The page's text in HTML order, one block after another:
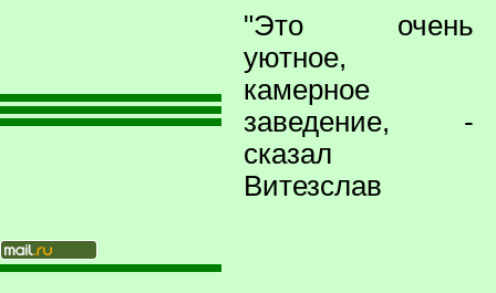
"Это очень
уютное,
камерное
заведение, -
сказал
Витезслав